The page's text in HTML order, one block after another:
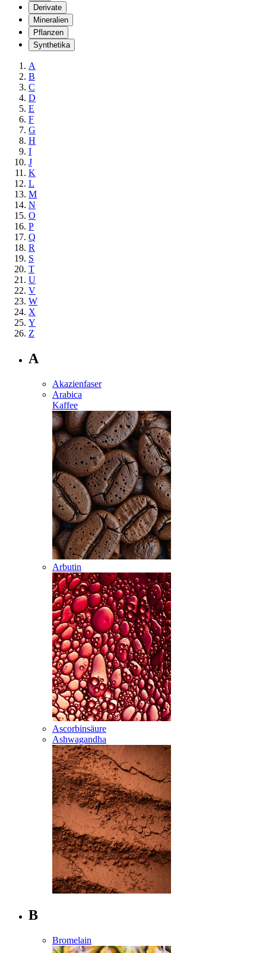
Derivate
Mineralien
Pflanzen
Synthetika
A
B
C
D
E
F
G
H
I
J
K
L
M
N
O
P
Q
R
S
T
U
V
W
X
Y
Z
A
Akazienfaser
Arabica
Kaffee
Arbutin
Ascorbinsäure
Ashwagandha
B
Bromelain